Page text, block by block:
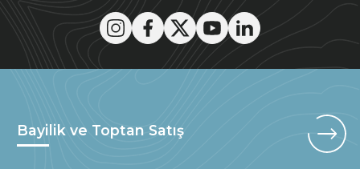
Bayilik ve Toptan Satış